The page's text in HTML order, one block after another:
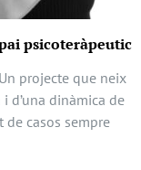
psicoteràpeutic
projecte que neix
d’una dinàmica de
casos sempre